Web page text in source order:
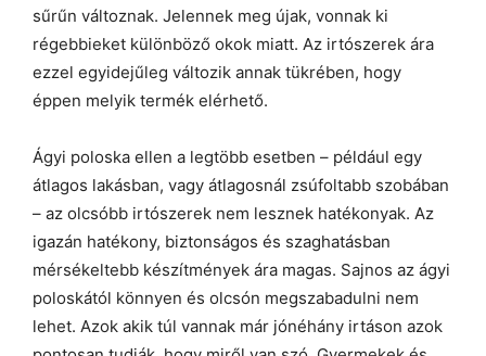
sűrűn változnak. Jelennek meg újak, vonnak ki
régebbieket különböző okok miatt. Az irtószerek ára
ezzel egyidejűleg változik annak tükrében, hogy
éppen melyik termék elérhető.
Ágyi poloska ellen a legtöbb esetben – például egy
átlagos lakásban, vagy átlagosnál zsúfoltabb szobában
– az olcsóbb irtószerek nem lesznek hatékonyak. Az
igazán hatékony, biztonságos és szaghatásban
mérsékeltebb készítmények ára magas. Sajnos az ágyi
poloskától könnyen és olcsón megszabadulni nem
lehet. Azok akik túl vannak már jónéhány irtáson azok